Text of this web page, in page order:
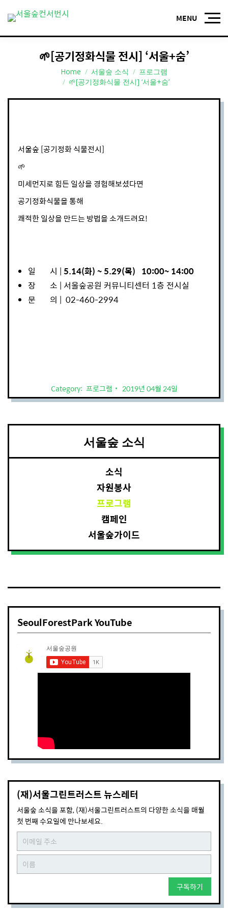
🌱[공기정화식물 전시] ‘서울+숨’
Home 서울숲 소식
프로그램
🌱[공기정화식물 전시] ‘서울+숨’
서울숲 [공기정화 식물전시]
🌱
미세먼지로 힘든 일상을 경험해보셨다면
공기정화식물을 통해
쾌적한 일상을 만드는 방법을 소개드려요!
일 시 | 5.14(화) ~ 5.29(목) 10:00~ 14:00
장 소 | 서울숲공원 커뮤니티센터 1층 전시실
문 의 | 02-460-2994
Category: 프로그램 2019년 04월 24일
서울숲 소식
소식
자원봉사
프로그램
캠페인
서울숲가이드
SeoulForestPark YouTube
(재)서울그린트러스트 뉴스레터
서울숲 소식을 포함, (재)서울그린트러스트의 다양한 소식을 매월
첫 번째 수요일에 만나보세요.
구독하기